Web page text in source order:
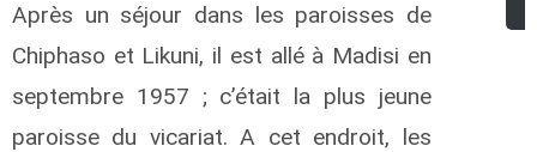
Après un séjour dans les paroisses de
Chiphaso et Likuni, il est allé à Madisi en
septembre 1957 ; c’était la plus jeune
paroisse du vicariat. A cet endroit, les